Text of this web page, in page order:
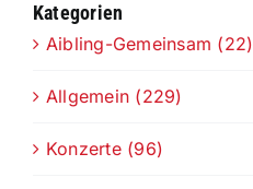
Kategorien
Aibling-Gemeinsam (22)
Allgemein (229)
Konzerte (96)